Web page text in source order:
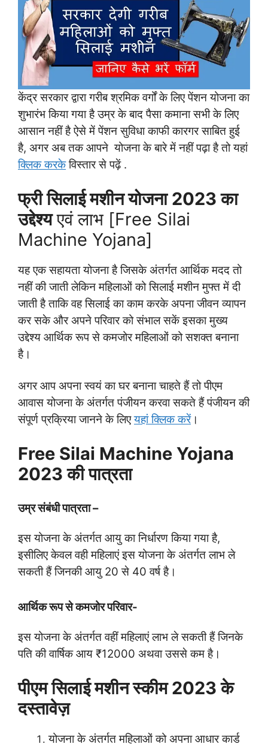
केंद्र सरकार द्वारा गरीब श्रमिक वर्गों के लिए पेंशन योजना का
शुभारंभ किया गया है उम्र के बाद पैसा कमाना सभी के लिए
आसान नहीं है ऐसे में पेंशन सुविधा काफी कारगर साबित हुई
है, अगर अब तक आपने योजना के बारे में नहीं पढ़ा है तो यहां
क्लिक करकेविस्तार से पढ़ें .
फ्री सिलाई मशीन योजना 2023 का
उद्देश्यएवं लाभ [Free Silai
Machine Yojana]
यह एक सहायता योजना है जिसके अंतर्गत आर्थिक मदद तो
नहीं की जाती लेकिन महिलाओं को सिलाई मशीन मुफ्त में दी
जाती है ताकि वह सिलाई का काम करके अपना जीवन व्यापन
कर सके और अपने परिवार को संभाल सकें इसका मुख्य
उद्देश्य आर्थिक रूप से कमजोर महिलाओं को सशक्त बनाना
है।
अगर आप अपना स्वयं का घर बनाना चाहते हैं तो पीएम
आवास योजना के अंतर्गत पंजीयन करवा सकते हैं पंजीयन की
संपूर्ण प्रक्रिया जानने के लिएयहां क्लिक करें।
Free Silai Machine Yojana
2023 की पात्रता
उम्र संबंधी पात्रता –
इस योजना के अंतर्गत आयु का निर्धारण किया गया है,
इसीलिए केवल वही महिलाएं इस योजना के अंतर्गत लाभ ले
सकती हैं जिनकी आयु 20 से 40 वर्ष है।
आर्थिक रूप से कमजोर परिवार-
इस योजना के अंतर्गत वहीं महिलाएं लाभ ले सकती हैं जिनके
पति की वार्षिक आय ₹12000 अथवा उससे कम है।
पीएम सिलाई मशीन स्कीम 2023 के
दस्तावेज़
योजना के अंतर्गत महिलाओं को अपना आधार कार्ड